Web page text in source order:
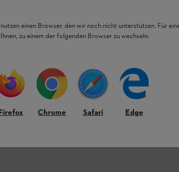
310, STIHL MS 039 ja STIHL MS 390
nutzen einen Browser, den wir noch nicht unterstützen. Für
zu einem der folgenden Browser zu wechseln:
Chrome Safari Edge